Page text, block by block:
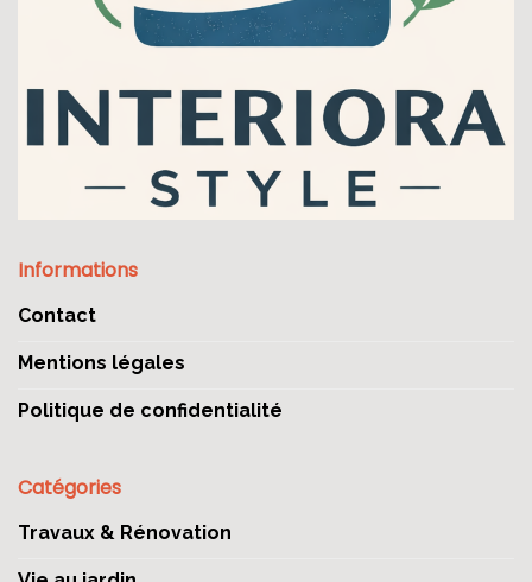
Informations
Contact
Mentions légales
Politique de confidentialité
Catégories
Travaux & Rénovation